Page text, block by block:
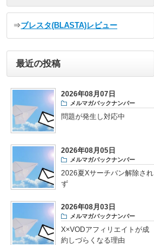
⇒ブレスタ(BLASTA)レビュー
最近の投稿
2026年08月07日
メルマガバックナンバー
問題が発生し対応中
2026年08月05日
メルマガバックナンバー
2026夏Xサーチバン解除され
ず
2026年08月03日
メルマガバックナンバー
X×VODアフィリエイトが成
約しづらくなる理由